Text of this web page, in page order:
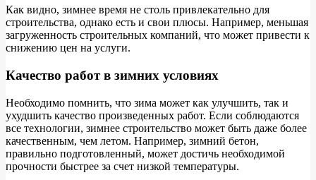
Как видно, зимнее время не столь привлекательно для
строительства, однако есть и свои плюсы. Например, меньшая
загруженность строительных компаний, что может привести к
снижению цен на услуги.
Качество работ в зимних условиях
Необходимо помнить, что зима может как улучшить, так и
ухудшить качество произведенных работ. Если соблюдаются
все технологии, зимнее строительство может быть даже более
качественным, чем летом. Например, зимний бетон,
правильно подготовленный, может достичь необходимой
прочности быстрее за счет низкой температуры.